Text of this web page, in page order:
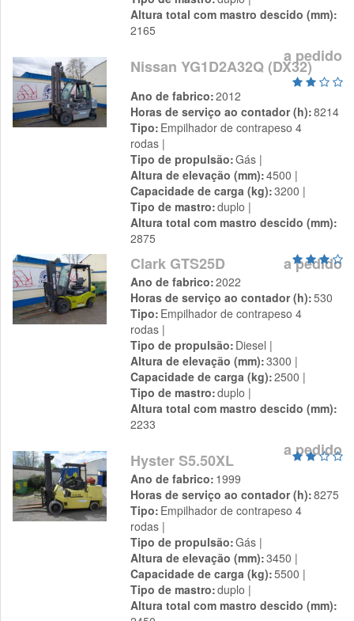
Altura total com mastro descido (mm)
2165
a pedido
Nissan YG1D2A32Q (DX32)
Ano de fabrico 2012
Horas de serviço ao contador (h) 8214
Tipo Empilhador de contrapeso 4
rodas
Tipo de propulsão Gás
Altura de elevação (mm) 4500
Capacidade de carga (kg) 3200
Tipo de mastro duplo
Altura total com mastro descido (mm)
2875
a pedido
Clark GTS25D
Ano de fabrico 2022
Horas de serviço ao contador (h) 530
Tipo Empilhador de contrapeso 4
rodas
Tipo de propulsão Diesel
Altura de elevação (mm) 3300
Capacidade de carga (kg) 2500
Tipo de mastro duplo
Altura total com mastro descido (mm)
2233
a pedido
Hyster S5.50XL
Ano de fabrico 1999
Horas de serviço ao contador (h) 8275
Tipo Empilhador de contrapeso 4
rodas
Tipo de propulsão Gás
Altura de elevação (mm) 3450
Capacidade de carga (kg) 5500
Tipo de mastro duplo
Altura total com mastro descido (mm)